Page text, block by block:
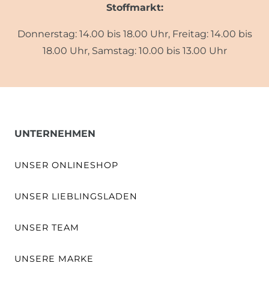
Stoffmarkt:
Donnerstag: 14.00 bis 18.00 Uhr, Freitag: 14.00 bis
18.00 Uhr, Samstag: 10.00 bis 13.00 Uhr
UNTERNEHMEN
UNSER ONLINESHOP
UNSER LIEBLINGSLADEN
UNSER TEAM
UNSERE MARKE